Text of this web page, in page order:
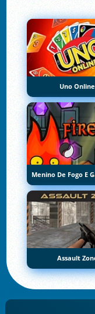
Uno Online
Assault